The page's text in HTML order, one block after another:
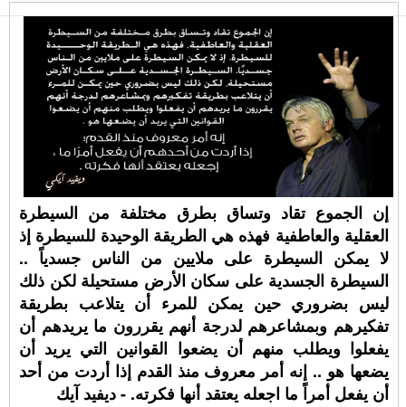
إن الجموع تقاد وتساق بطرق مختلفة من السيطرة
العقلية والعاطفية فهذه هي الطريقة الوحيدة للسيطرة إذ
لا يمكن السيطرة على ملايين من الناس جسدياً ..
السيطرة الجسدية على سكان الأرض مستحيلة لكن ذلك
ليس بضروري حين يمكن للمرء أن يتلاعب بطريقة
تفكيرهم وبمشاعرهم لدرجة أنهم يقررون ما يريدهم أن
يفعلوا ويطلب منهم أن يضعوا القوانين التي يريد أن
يضعها هو .. إنه أمر معروف منذ القدم إذا أردت من أحد
أن يفعل أمراً ما اجعله يعتقد أنها فكرته. - ديفيد آيك